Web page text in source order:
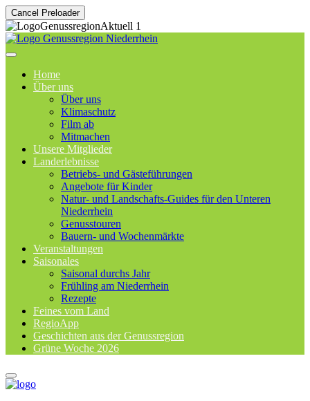
Cancel Preloader
Home
Über uns
Über uns
Klimaschutz
Film ab
Mitmachen
Unsere Mitglieder
Landerlebnisse
Betriebs- und Gästeführungen
Angebote für Kinder
Natur- und Landschafts-Guides für den Unteren
Niederrhein
Genusstouren
Bauern- und Wochenmärkte
Veranstaltungen
Saisonales
Saisonal durchs Jahr
Frühling am Niederrhein
Rezepte
Feines vom Land
RegioApp
Geschichten aus der Genussregion
Grüne Woche 2026